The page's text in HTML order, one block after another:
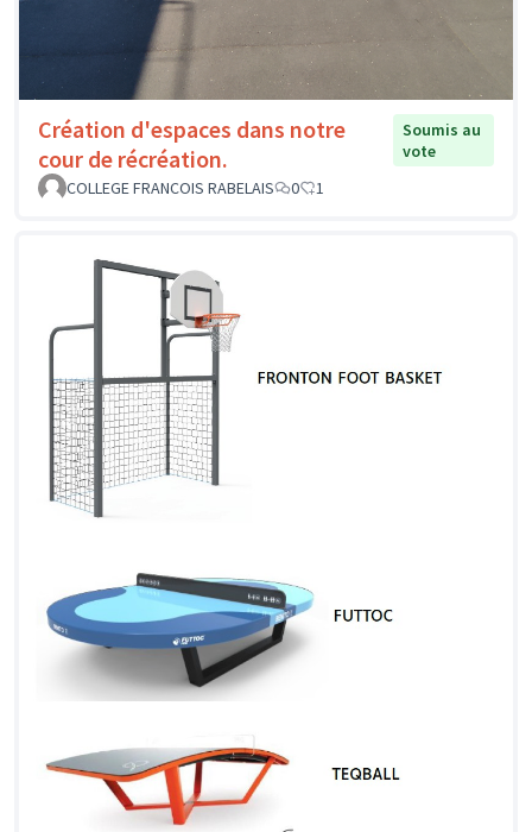
Création d'espaces dans notre
cour de récréation.
Soumis au
vote
COLLEGE FRANCOIS RABELAIS
0 1